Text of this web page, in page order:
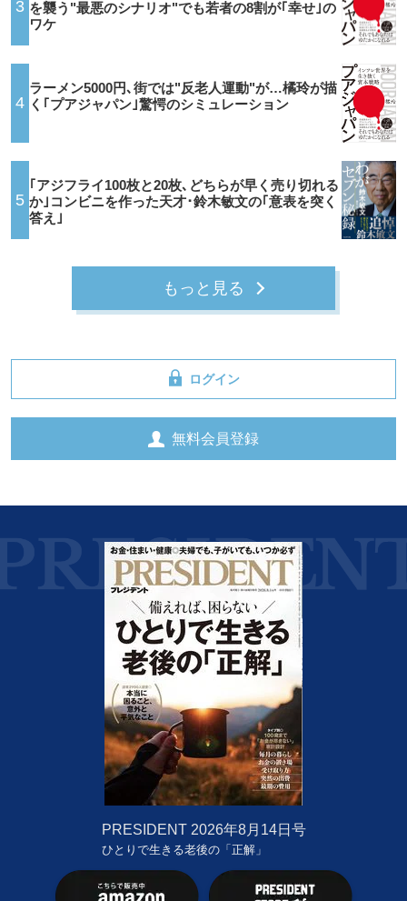
3 を襲う"最悪のシナリオ"でも若者の8割が｢幸せ｣の
ワケ
4
ラーメン5000円､街では"反老人運動"が…橘玲が描
く｢プアジャパン｣驚愕のシミュレーション
5
｢アジフライ100枚と20枚､どちらが早く売り切れる
か｣コンビニを作った天才･鈴木敏文の｢意表を突く
答え｣
もっと見る
ログイン
無料会員登録
PRESIDENT 2026年8月14日号
ひとりで生きる老後の「正解」